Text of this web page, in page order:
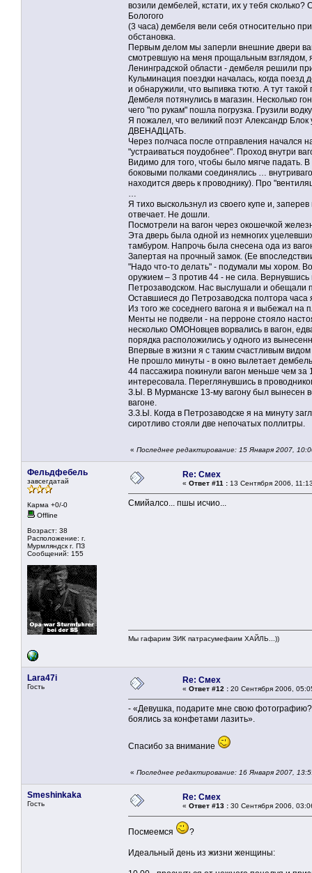
возили дембелей, кстати, их у тебя
Бологого
(3 часа) дембеля вели себя относительно
обстановка.
Первым делом мы заперли внешние двери
смотревшую на меня прощальным взглядом,
Ленинградской области - дембеля решили
Кульминация поездки началась, когда
и обнаружили, что выпивка тютю. А тут такой
Дембеля потянулись в магазин. Несколько
чего "по рукам" пошла погрузка. Грузили
Я пожалел, что великий поэт Александр
ДВЕНАДЦАТЬ.
Через полчаса после отправления
"устраиваться поудобнее". Проход внутри
Видимо для того, чтобы было мягче падать.
боковыми полками соединялись …
находится дверь к проводнику). Про
…
Я тихо выскользнул из своего купе и,
отвечает. Не дошли.
Посмотрели на вагон через окошечкой
Эта дверь была одной из немногих
тамбуром. Напрочь была снесена ода из
Запертая на прочный замок. (Ее
"Надо что-то делать" - подумали мы хором.
оружием – 3 против 44 - не сила.
Петрозаводском. Нас выслушали и обещали
Оставшиеся до Петрозаводска полтора
Из того же соседнего вагона я и выбежал на
Менты не подвели - на перроне стояло
несколько ОМОНовцев ворвались в вагон,
порядка расположились у одного из
Впервые в жизни я с таким счастливым
Не прошло минуты - в окно вылетает
44 пассажира покинули вагон меньше чем
интересовала. Переглянувшись в
З.Ы. В Мурманске 13-му вагону был вынесен
вагоне.
З.З.Ы. Когда в Петрозаводске я на минуту
сиротливо стояли две непочатых поллитры.
« Последнее редактирование: 15 Января 2007,
Фельдфебель
завсегдатай
Карма +0/-0
Offline
Возраст: 38
Расположение: г.
Мурмляндск г. ПЗ
Сообщений: 155
Re: Смех
« Ответ #11 : 13 Сентября 2006,
Смийалсо... пшы исчио...
Мы гафарим ЗИК патрасумефаим ХАЙЛЬ...))
Lara47i
Гость
Re: Смех
« Ответ #12 : 20 Сентября 2006,
- «Девушка, подарите мне свою
боялись за конфетами лазить».
Cпасибо за внимание
« Последнее редактирование: 16 Января 2007,
Smeshinkaka
Гость
Re: Смех
« Ответ #13 : 30 Сентября 2006,
Посмеемся ?
Идеальный день из жизни женщины: